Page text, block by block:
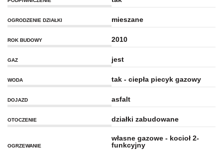
OGRODZENIE DZIAŁKI mieszane
ROK BUDOWY 2010
GAZ jest
WODA tak - ciepła piecyk gazowy
DOJAZD asfalt
OTOCZENIE działki zabudowane
OGRZEWANIE
własne gazowe - kocioł 2-
funkcyjny